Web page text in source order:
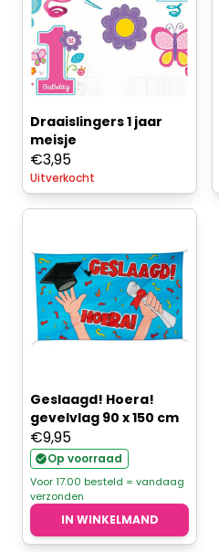
Draaislingers 1 jaar
meisje
€3,95
Uitverkocht
Geslaagd! Hoera!
gevelvlag 90 x 150 cm
€9,95
Op voorraad
Voor 17.00 besteld = vandaag
verzonden
IN WINKELMAND